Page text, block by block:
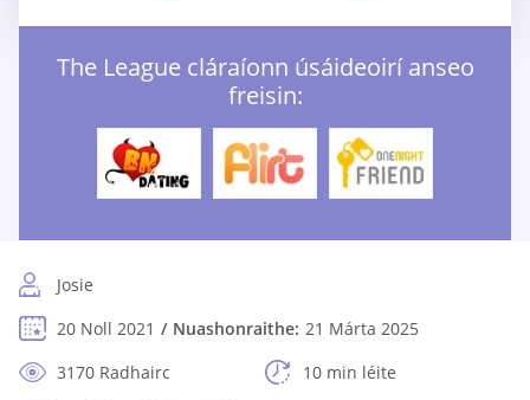
The League cláraíonn úsáideoirí anseo
freisin:
Josie
20 Noll 2021
Nuashonraithe: 21 Márta 2025
3170 Radhairc
10 min léite